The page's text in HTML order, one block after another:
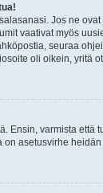
Jos ne
vaativat myös
seuraa
oli oikein, yritä
Ensin, varmista
asetusvirhe